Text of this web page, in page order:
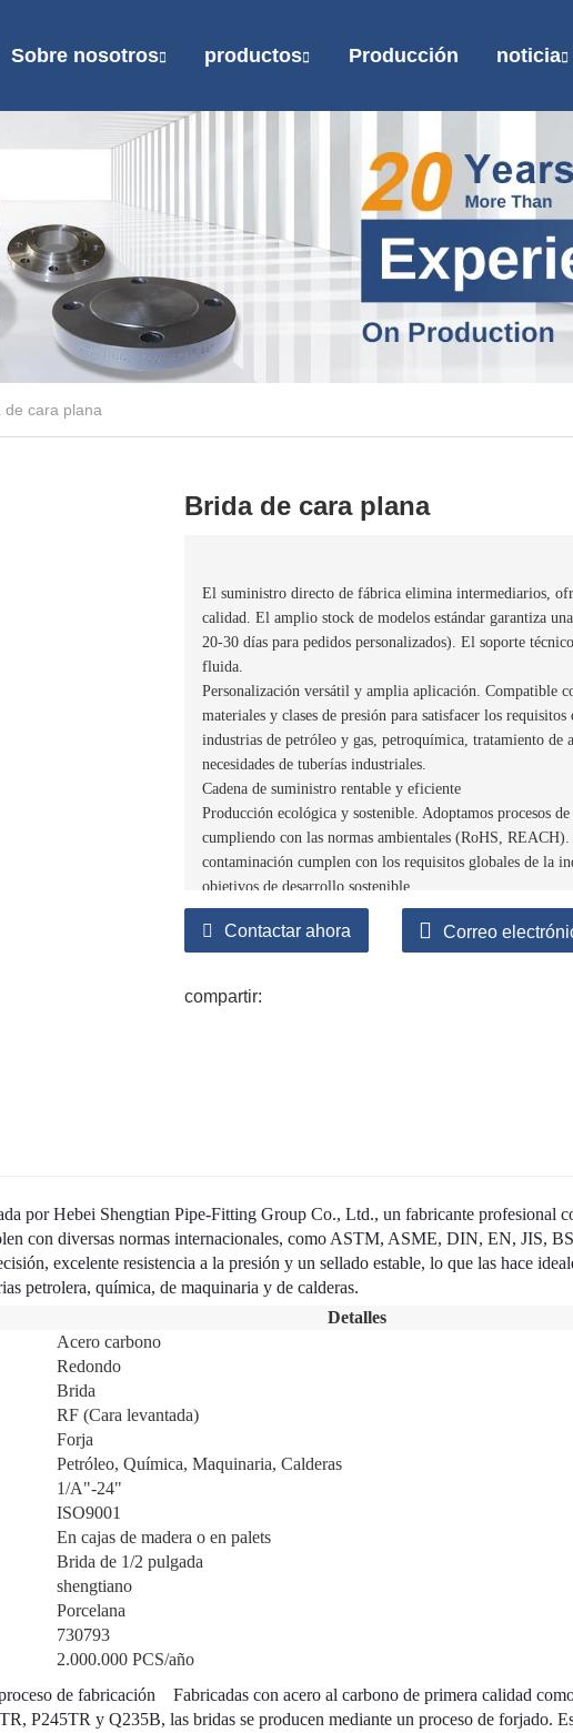
Sobre nosotros productos Producción noticia
de cara plana
Brida de cara plana
El suministro directo de fábrica elimina intermediarios,
calidad. El amplio stock de modelos estándar garantiza
20-30 días para pedidos personalizados). El soporte
fluida.
Personalización versátil y amplia aplicación. Compatible
materiales y clases de presión para satisfacer los
industrias de petróleo y gas, petroquímica, tratamiento
necesidades de tuberías industriales.
Cadena de suministro rentable y eficiente
Producción ecológica y sostenible. Adoptamos procesos
cumpliendo con las normas ambientales (RoHS,
contaminación cumplen con los requisitos globales de la
objetivos de desarrollo sostenible.
Contactar ahora Correo
compartir:
por Hebei Shengtian Pipe-Fitting Group Co., Ltd., un fabricante profesional
con diversas normas internacionales, como ASTM, ASME, DIN, EN, JIS,
excelente resistencia a la presión y un sellado estable, lo que las hace
petrolera, química, de maquinaria y de calderas.
Detalles
Acero carbono
Redondo
Brida
RF (Cara levantada)
Forja
Petróleo, Química, Maquinaria, Calderas
1/A"-24"
ISO9001
En cajas de madera o en palets
Brida de 1/2 pulgada
shengtiano
Porcelana
730793
2.000.000 PCS/año
de fabricación Fabricadas con acero al carbono de primera calidad
P245TR y Q235B, las bridas se producen mediante un proceso de forjado.